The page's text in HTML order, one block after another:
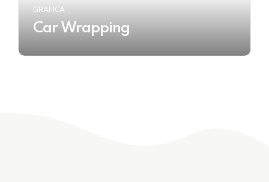
GRAFICA
Car Wrapping